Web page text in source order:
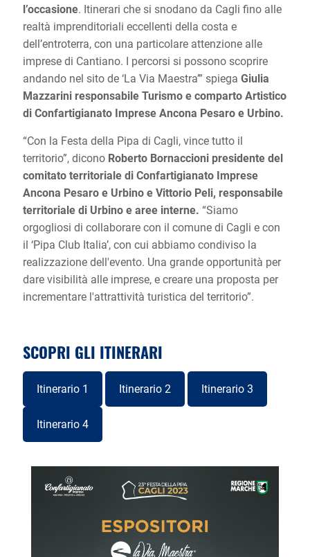
l’occasione. Itinerari che si snodano da Cagli fino alle
realtà imprenditoriali eccellenti della costa e
dell’entroterra, con una particolare attenzione alle
imprese di Cantiano. I percorsi si possono scoprire
andando nel sito de ‘La Via Maestra’” spiega Giulia
Mazzarini responsabile Turismo e comparto Artistico
di Confartigianato Imprese Ancona Pesaro e Urbino.
“Con la Festa della Pipa di Cagli, vince tutto il
territorio”, dicono Roberto Bornaccioni presidente del
comitato territoriale di Confartigianato Imprese
Ancona Pesaro e Urbino e Vittorio Peli, responsabile
territoriale di Urbino e aree interne. “Siamo
orgogliosi di collaborare con il comune di Cagli e con
il ‘Pipa Club Italia’, con cui abbiamo condiviso la
realizzazione dell'evento. Una grande opportunità per
dare visibilità alle imprese, e creare una proposta per
incrementare l'attrattività turistica del territorio”.
SCOPRI GLI ITINERARI
Itinerario 1 Itinerario 2 Itinerario 3
Itinerario 4